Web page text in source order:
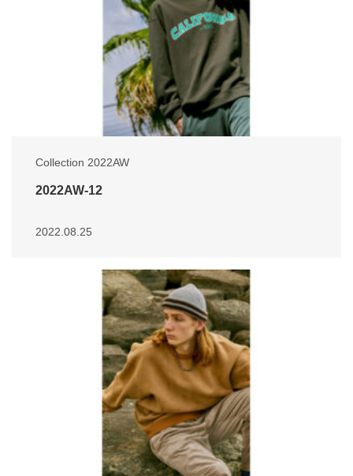
Collection 2022AW
2022AW-12
2022.08.25